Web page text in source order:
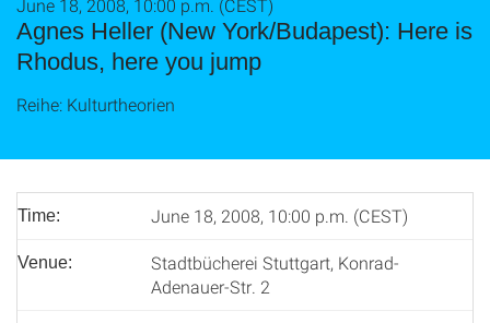
Agnes Heller (New York/Budapest): Here is
Rhodus, here you jump
June 18, 2008, 10:00 p.m. (CEST)
Reihe: Kulturtheorien
Time: June 18, 2008, 10:00 p.m. (CEST)
Venue:
Stadtbücherei Stuttgart, Konrad-
Adenauer-Str. 2